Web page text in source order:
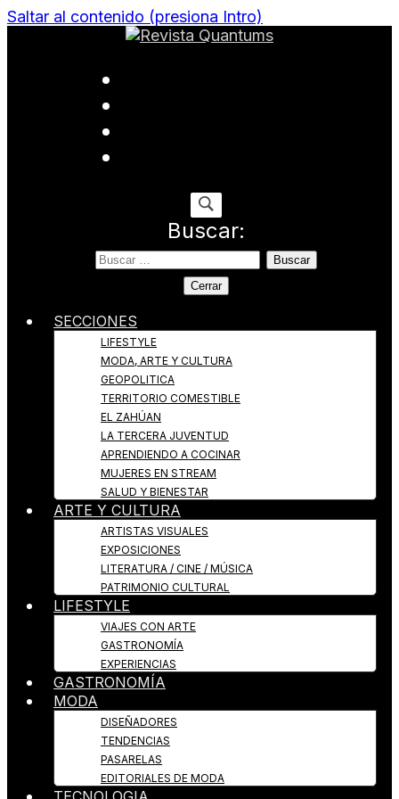
Saltar al contenido (presiona Intro)
Revista Quantums
Buscar:
Cerrar
SECCIONES
LIFESTYLE
MODA, ARTE Y CULTURA
GEOPOLITICA
TERRITORIO COMESTIBLE
EL ZAHÚAN
LA TERCERA JUVENTUD
APRENDIENDO A COCINAR
MUJERES EN STREAM
SALUD Y BIENESTAR
ARTE Y CULTURA
ARTISTAS VISUALES
EXPOSICIONES
LITERATURA / CINE / MÚSICA
PATRIMONIO CULTURAL
LIFESTYLE
VIAJES CON ARTE
GASTRONOMÍA
EXPERIENCIAS
GASTRONOMÍA
MODA
DISEÑADORES
TENDENCIAS
PASARELAS
EDITORIALES DE MODA